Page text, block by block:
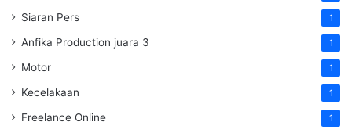
Siaran Pers 1
Anfika Production juara 3 1
Motor 1
Kecelakaan 1
Freelance Online 1